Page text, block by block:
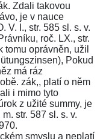
Zdali takovou
je v nauce
V. I., str. 585 sl. s. v.
roč. LX., str.
tomu oprávněn, užil
Pokud
má ráz
zák,, platí o něm
i mimo tyto
z užité summy, je
m. str. 587 sl. s. v.
.
smyslu a neplatí